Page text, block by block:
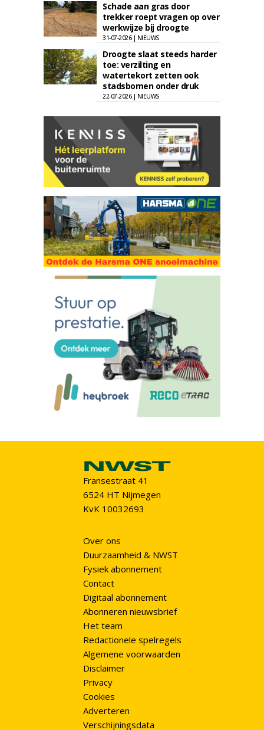
Schade aan gras door
trekker roept vragen op over
werkwijze bij droogte
31-07-2026 | NIEUWS
Droogte slaat steeds harder
toe: verzilting en
watertekort zetten ook
stadsbomen onder druk
22-07-2026 | NIEUWS
Fransestraat 41
6524 HT Nijmegen
KvK 10032693
Over ons
Duurzaamheid & NWST
Fysiek abonnement
Contact
Digitaal abonnement
Abonneren nieuwsbrief
Het team
Redactionele spelregels
Algemene voorwaarden
Disclaimer
Privacy
Cookies
Adverteren
Verschijningsdata